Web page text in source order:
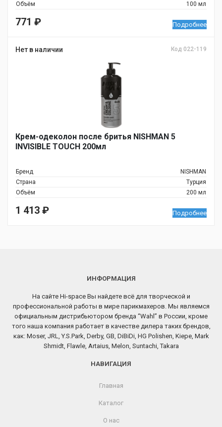
Объём
100 мл
771 ₽ Подробнее
Нет в наличии Код 022-119
Крем-одеколон после бритья NISHMAN 5
INVISIBLE TOUCH 200мл
Бренд
NISHMAN
Страна
Турция
Объём
200 мл
1 413 ₽ Подробнее
ИНФОРМАЦИЯ
На сайте Hi-space Вы найдете всё для творческой и
профессиональной работы в мире парикмахеров. Мы являемся
официальным дистрибьютором бренда “Wahl” в России, кроме
того наша компания работает в качестве дилера таких брендов,
как: Moser, JRL, Y.S.Park, Derby, GB, DiBiDi, HG Polishen, Kiepe, Mark
Shmidt, Flawle, Artaius, Melon, Suntachi, Takara
НАВИГАЦИЯ
Главная
Каталог
О нас